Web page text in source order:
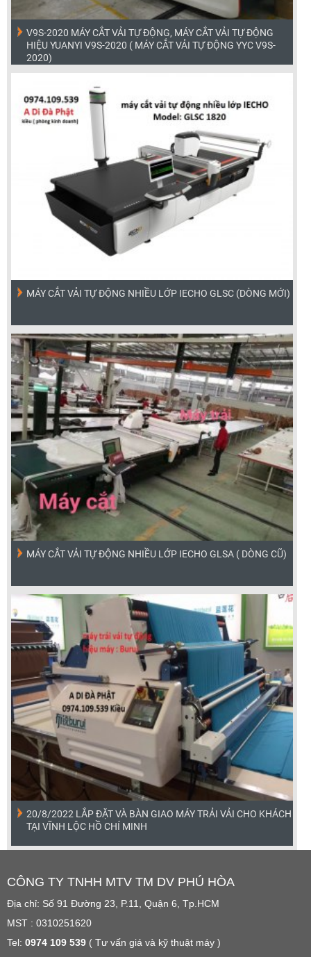
V9S-2020 MÁY CẮT VẢI TỰ ĐỘNG, MÁY CẮT VẢI TỰ ĐỘNG
HIỆU YUANYI V9S-2020 ( MÁY CẮT VẢI TỰ ĐỘNG YYC V9S-
2020)
MÁY CẮT VẢI TỰ ĐỘNG NHIỀU LỚP IECHO GLSC (DÒNG MỚI)
MÁY CẮT VẢI TỰ ĐỘNG NHIỀU LỚP IECHO GLSA ( DÒNG CŨ)
20/8/2022 LẮP ĐẶT VÀ BÀN GIAO MÁY TRẢI VẢI CHO KHÁCH
TẠI VĨNH LỘC HỒ CHÍ MINH
CÔNG TY TNHH MTV TM DV PHÚ HÒA
Địa chỉ: Số 91 Đường 23, P.11, Quận 6, Tp.HCM
MST : 0310251620
Tel: 0974 109 539 ( Tư vấn giá và kỹ thuật máy )